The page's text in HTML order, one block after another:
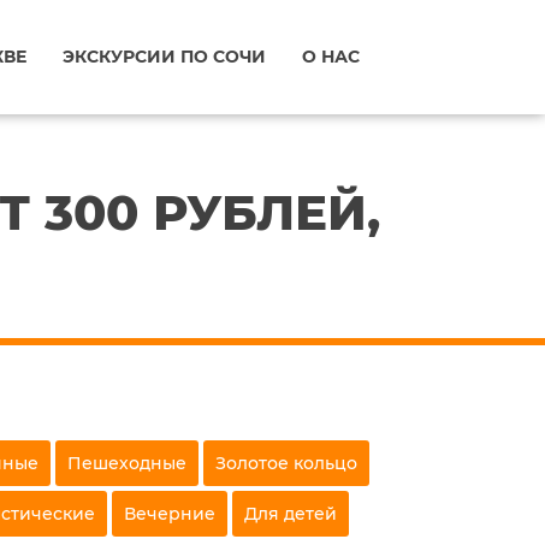
ЭКСКУРСИИ ПО СОЧИ О НАС
300 РУБЛЕЙ,
Пешеходные Золотое кольцо
Вечерние Для детей